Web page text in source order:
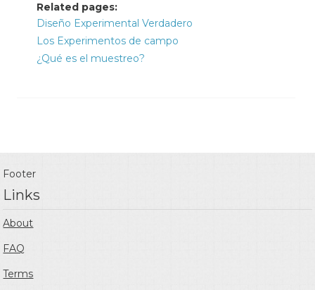
Related pages:
Diseño Experimental Verdadero
Los Experimentos de campo
¿Qué es el muestreo?
Footer
Links
About
FAQ
Terms